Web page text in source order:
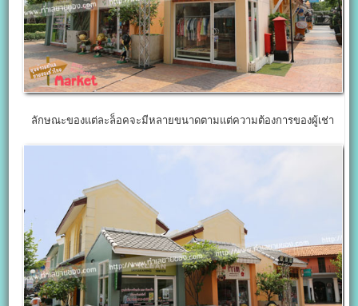
ลักษณะของแต่ละล็อคจะมีหลายขนาดตามแต่ความต้องการของผู้เช่า